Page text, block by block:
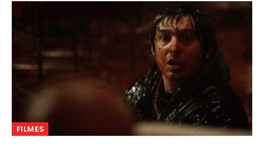
FILMES